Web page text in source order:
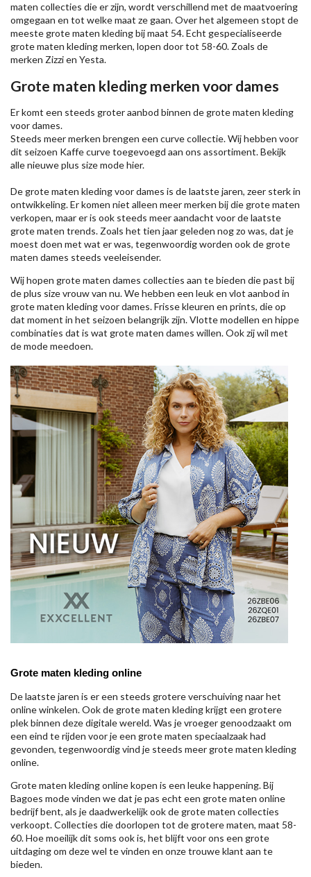
maten collecties die er zijn, wordt verschillend met de maatvoering
omgegaan en tot welke maat ze gaan. Over het algemeen stopt de
meeste grote maten kleding bij maat 54. Echt gespecialiseerde
grote maten kleding merken, lopen door tot 58-60. Zoals de
merken Zizzien Yesta.
Grote maten kleding merken voor dames
Er komt een steeds groter aanbod binnen de grote maten kleding
voor dames.
Steeds meer merken brengen een curve collectie. Wij hebben voor
dit seizoen Kaffecurve toegevoegd aan ons assortiment. Bekijk
alle nieuweplus size modehier.
De grote maten kleding voor dames is de laatste jaren, zeer sterk in
ontwikkeling. Er komen niet alleen meer merken bij die grote maten
verkopen, maar er is ook steeds meer aandacht voor de laatste
grote maten trends. Zoals het tien jaar geleden nog zo was, dat je
moest doen met wat er was, tegenwoordig worden ook de grote
maten dames steeds veeleisender.
Wij hopen grote maten dames collecties aan te bieden die past bij
de plus size vrouw van nu. We hebben een leuk en vlot aanbod in
grote maten kleding voor dames. Frisse kleuren en prints, die op
dat moment in het seizoen belangrijk zijn. Vlotte modellen en hippe
combinaties dat is wat grote maten dames willen. Ook zij wil met
de mode meedoen.
Grote maten kleding online
De laatste jaren is er een steeds grotere verschuiving naar het
online winkelen. Ook de grote maten kleding krijgt een grotere
plek binnen deze digitale wereld. Was je vroeger genoodzaakt om
een eind te rijden voor je een grote maten speciaalzaak had
gevonden, tegenwoordig vind je steeds meer grote maten kleding
online.
Grote maten kleding online kopen is een leuke happening. Bij
Bagoes mode vinden we dat je pas echt een grote maten online
bedrijf bent, als je daadwerkelijk ook de grote maten collecties
verkoopt. Collecties die doorlopen tot de grotere maten, maat 58-
60. Hoe moeilijk dit soms ook is, het blijft voor ons een grote
uitdaging om deze wel te vinden en onze trouwe klant aan te
bieden.